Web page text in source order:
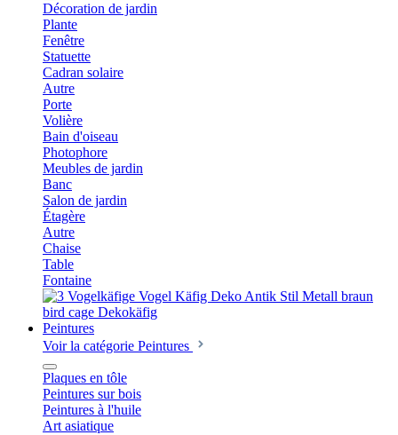
Décoration de jardin
Plante
Fenêtre
Statuette
Cadran solaire
Autre
Porte
Volière
Bain d'oiseau
Photophore
Meubles de jardin
Banc
Salon de jardin
Étagère
Autre
Chaise
Table
Fontaine
Peintures
Voir la catégorie Peintures
Plaques en tôle
Peintures sur bois
Peintures à l'huile
Art asiatique